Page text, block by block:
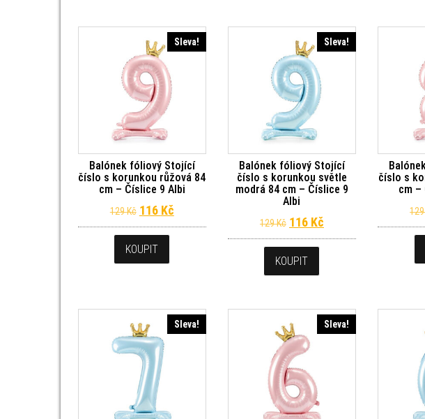
Sleva!
Balónek fóliový Stojící
číslo s korunkou růžová 84
cm – Číslice 9 Albi
129Kč Původní cena byla: 129 Kč.
116 KčAktuální cena je: 116 Kč.
KOUPIT
Sleva!
Balónek fóliový Stojící
číslo s korunkou světle
modrá 84 cm – Číslice 9
Albi
129Kč Původní cena byla: 129 Kč.
116 KčAktuální cena je: 116
KOUPIT
číslo s
cm –
Sleva! Sleva!